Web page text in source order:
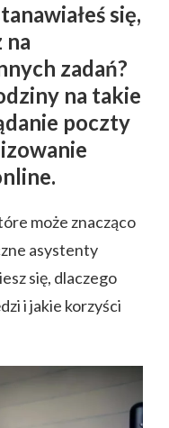
się,
na
zadań?
na takie
poczty
może znacząco
asystenty
się, dlaczego
i jakie korzyści